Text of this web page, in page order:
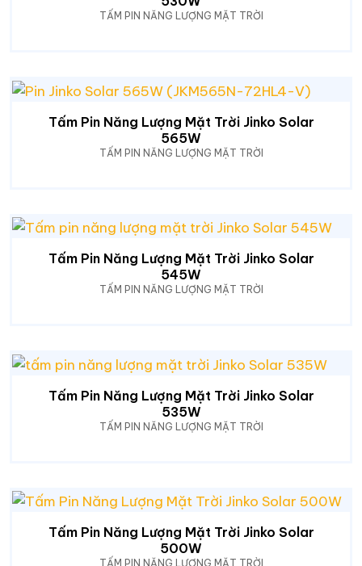
TẤM PIN NĂNG LƯỢNG MẶT TRỜI
Tấm Pin Năng Lượng Mặt Trời Jinko Solar
565W
TẤM PIN NĂNG LƯỢNG MẶT TRỜI
Tấm Pin Năng Lượng Mặt Trời Jinko Solar
545W
TẤM PIN NĂNG LƯỢNG MẶT TRỜI
Tấm Pin Năng Lượng Mặt Trời Jinko Solar
535W
TẤM PIN NĂNG LƯỢNG MẶT TRỜI
Tấm Pin Năng Lượng Mặt Trời Jinko Solar
500W
TẤM PIN NĂNG LƯỢNG MẶT TRỜI